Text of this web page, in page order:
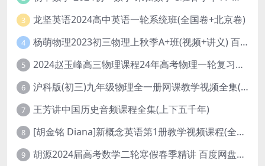
3 龙坚英语2024高中英语一轮系统班(全国卷+北京卷)
4 杨萌物理2023初三物理上秋季A+班(视频+讲义) 百度网盘分享
5 2024赵玉峰高三物理课程24年高考物理一轮复习网课教程
6 沪科版(初三)九年级物理全一册网课教学视频全集(录播版 杜春雨 66讲)
7 王芳讲中国历史音频课程全集(上下五千年)
8 [胡金铭 Diana]新概念英语第1册教学视频课程(全集 百度网盘下载)
9 胡源2024届高考数学二轮寒假春季精讲 百度网盘分享